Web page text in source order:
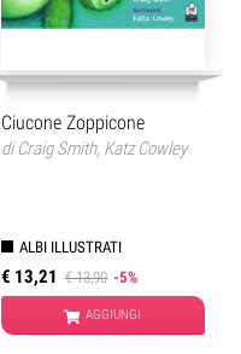
Ciucone Zoppicone
diCraig Smith, Katz Cowley
ALBI ILLUSTRATI
€ 13,21 € 13,90 -5%
AGGIUNGI